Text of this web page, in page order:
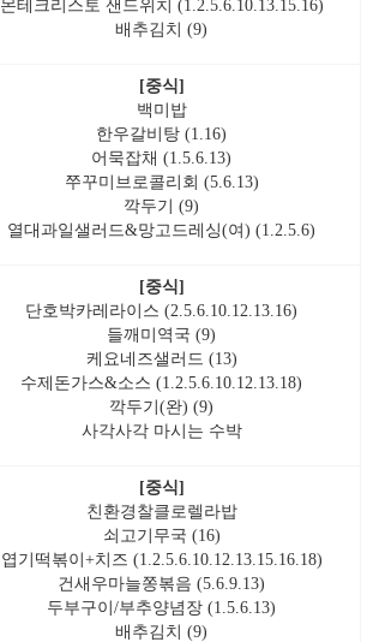
몬테크리스토 샌드위치 (1.2.5.6.10.13.15.16)
배추김치 (9)
[중식]
백미밥
한우갈비탕 (1.16)
어묵잡채 (1.5.6.13)
쭈꾸미브로콜리회 (5.6.13)
깍두기 (9)
열대과일샐러드&망고드레싱(여) (1.2.5.6)
[중식]
단호박카레라이스 (2.5.6.10.12.13.16)
들깨미역국 (9)
케요네즈샐러드 (13)
수제돈가스&소스 (1.2.5.6.10.12.13.18)
깍두기(완) (9)
사각사각 마시는 수박
[중식]
친환경찰클로렐라밥
쇠고기무국 (16)
엽기떡볶이+치즈 (1.2.5.6.10.12.13.15.16.18)
건새우마늘쫑볶음 (5.6.9.13)
두부구이/부추양념장 (1.5.6.13)
배추김치 (9)